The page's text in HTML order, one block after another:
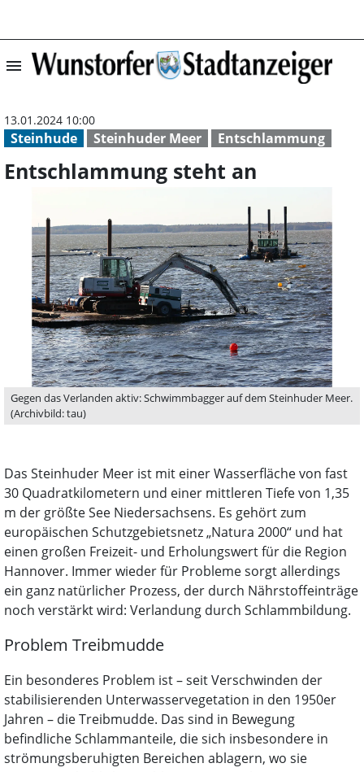
menu
Steinhude Steinhuder Meer Entschlammung
13.01.2024 10:00
Entschlammung steht an
Gegen das Verlanden aktiv: Schwimmbagger auf dem Steinhuder Meer.
(Archivbild: tau)
Das Steinhuder Meer ist mit einer Wasserfläche von fast
30 Quadratkilometern und einer mittleren Tiefe von 1,35
m der größte See Niedersachsens. Es gehört zum
europäischen Schutzgebietsnetz „Natura 2000“ und hat
einen großen Freizeit- und Erholungswert für die Region
Hannover. Immer wieder für Probleme sorgt allerdings
ein ganz natürlicher Prozess, der durch Nährstoffeinträge
noch verstärkt wird: Verlandung durch Schlammbildung.
Problem Treibmudde
Ein besonderes Problem ist – seit Verschwinden der
stabilisierenden Unterwasservegetation in den 1950er
Jahren – die Treibmudde. Das sind in Bewegung
befindliche Schlammanteile, die sich insbesondere in
strömungsberuhigten Bereichen ablagern, wo sie